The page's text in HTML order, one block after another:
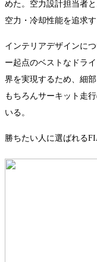
めた。空力設計担当者
空力・冷却性能を追求
インテリアデザインに
ー起点のベストなドラ
界を実現するため、細
もちろんサーキット走
いる。
勝ちたい人に選ばれる